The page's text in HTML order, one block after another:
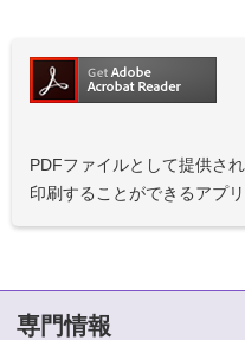
PDFファイルとして提供さ
印刷することができるアプ
専門情報